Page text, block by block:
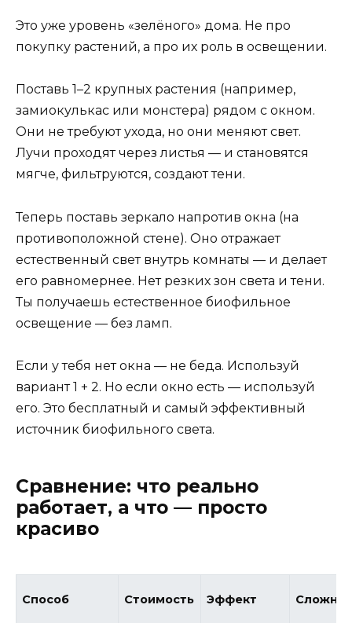
Это уже уровень «зелёного» дома. Не про
покупку растений, а про их роль в освещении.
Поставь 1–2 крупных растения (например,
замиокулькас или монстера) рядом с окном.
Они не требуют ухода, но они меняют свет.
Лучи проходят через листья — и становятся
мягче, фильтруются, создают тени.
Теперь поставь зеркало напротив окна (на
противоположной стене). Оно отражает
естественный свет внутрь комнаты — и делает
его равномернее. Нет резких зон света и тени.
Ты получаешь естественное биофильное
освещение — без ламп.
Если у тебя нет окна — не беда. Используй
вариант 1 + 2. Но если окно есть — используй
его. Это бесплатный и самый эффективный
источник биофильного света.
Сравнение: что реально
работает, а что — просто
красиво
Способ Стоимость Эффект